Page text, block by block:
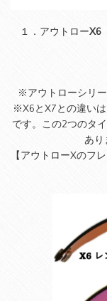
１．アウトローX6
※アウトローシリー
※X6とX7との違い
です。この2つのタ
あり
【アウトローXのフ